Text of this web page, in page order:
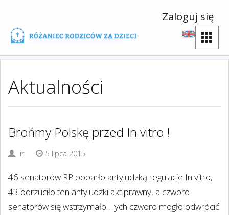
Zaloguj się
Aktualności
Brońmy Polskę przed In vitro !
ir 5 lipca 2015
46 senatorów RP poparło antyludzką regulacje In vitro,
43 odrzuciło ten antyludzki akt prawny, a czworo
senatorów się wstrzymało. Tych czworo mogło odwrócić